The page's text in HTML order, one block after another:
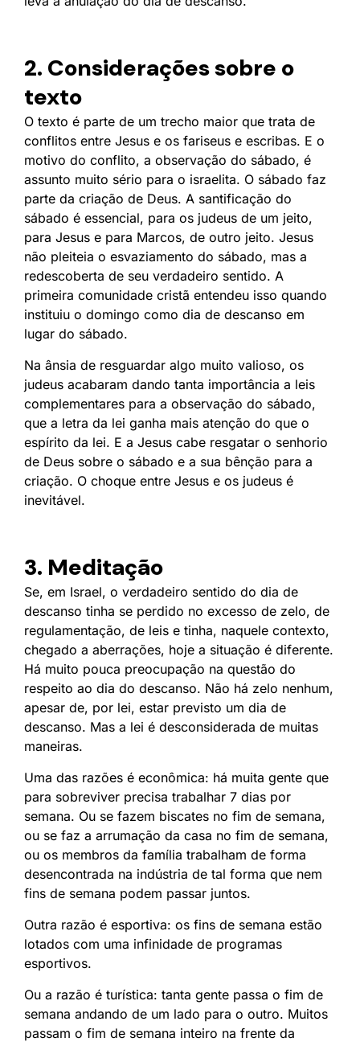
2. Considerações sobre o
texto
O texto é parte de um trecho maior que trata de
conflitos entre Jesus e os fariseus e escribas. E o
motivo do conflito, a observação do sábado, é
assunto muito sério para o israelita. O sábado faz
parte da criação de Deus. A santificação do
sábado é essencial, para os judeus de um jeito,
para Jesus e para Marcos, de outro jeito. Jesus
não pleiteia o esvaziamento do sábado, mas a
redescoberta de seu verdadeiro sentido. A
primeira comunidade cristã entendeu isso quando
instituiu o domingo como dia de descanso em
lugar do sábado.
Na ânsia de resguardar algo muito valioso, os
judeus acabaram dando tanta importância a leis
complementares para a observação do sábado,
que a letra da lei ganha mais atenção do que o
espírito da lei. E a Jesus cabe resgatar o senhorio
de Deus sobre o sábado e a sua bênção para a
criação. O choque entre Jesus e os judeus é
inevitável.
3. Meditação
Se, em Israel, o verdadeiro sentido do dia de
descanso tinha se perdido no excesso de zelo, de
regulamentação, de leis e tinha, naquele contexto,
chegado a aberrações, hoje a situação é diferente.
Há muito pouca preocupação na questão do
respeito ao dia do descanso. Não há zelo nenhum,
apesar de, por lei, estar previsto um dia de
descanso. Mas a lei é desconsiderada de muitas
maneiras.
Uma das razões é econômica: há muita gente que
para sobreviver precisa trabalhar 7 dias por
semana. Ou se fazem biscates no fim de semana,
ou se faz a arrumação da casa no fim de semana,
ou os membros da família trabalham de forma
desencontrada na indústria de tal forma que nem
fins de semana podem passar juntos.
Outra razão é esportiva: os fins de semana estão
lotados com uma infinidade de programas
esportivos.
Ou a razão é turística: tanta gente passa o fim de
semana andando de um lado para o outro. Muitos
passam o fim de semana inteiro na frente da